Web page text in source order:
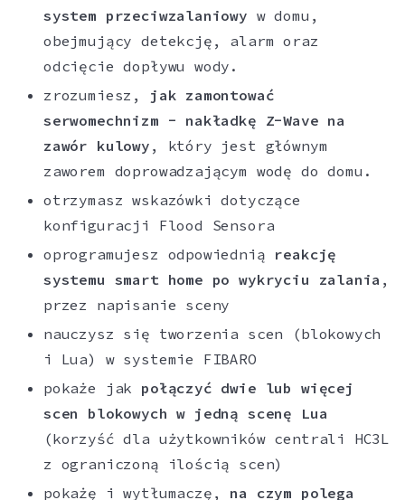
system przeciwzalaniowy w domu,
obejmujący detekcję, alarm oraz
odcięcie dopływu wody.
zrozumiesz, jak zamontować
serwomechnizm - nakładkę Z-Wave na
zawór kulowy , który jest głównym
zaworem doprowadzającym wodę do domu.
otrzymasz wskazówki dotyczące
konfiguracji Flood Sensora
oprogramujesz odpowiednią reakcję
systemu smart home po wykryciu zalania ,
przez napisanie sceny
nauczysz się tworzenia scen (blokowych
i Lua) w systemie FIBARO
pokaże jak połączyć dwie lub więcej
scen blokowych w jedną scenę Lua
(korzyść dla użytkowników centrali HC3L
z ograniczoną ilością scen)
pokażę i wytłumaczę, na czym polega